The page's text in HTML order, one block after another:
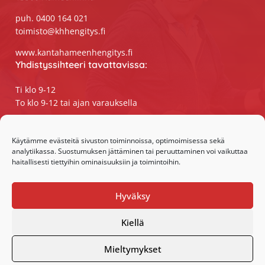
Käytämme evästeitä sivuston toiminnoissa, optimoimisessa sekä
analytiikassa. Suostumuksen jättäminen tai peruuttaminen voi vaikuttaa
haitallisesti tiettyihin ominaisuuksiin ja toimintoihin.
Hyväksy
Kiellä
Mieltymykset
puh. 0400 164 021
toimisto@khhengitys.fi
www.kantahameenhengitys.fi
Yhdistyssihteeri tavattavissa:
Ti klo 9-12
To klo 9-12 tai ajan varauksella
maanantaista perjantaihin klo 9-15
Instagram